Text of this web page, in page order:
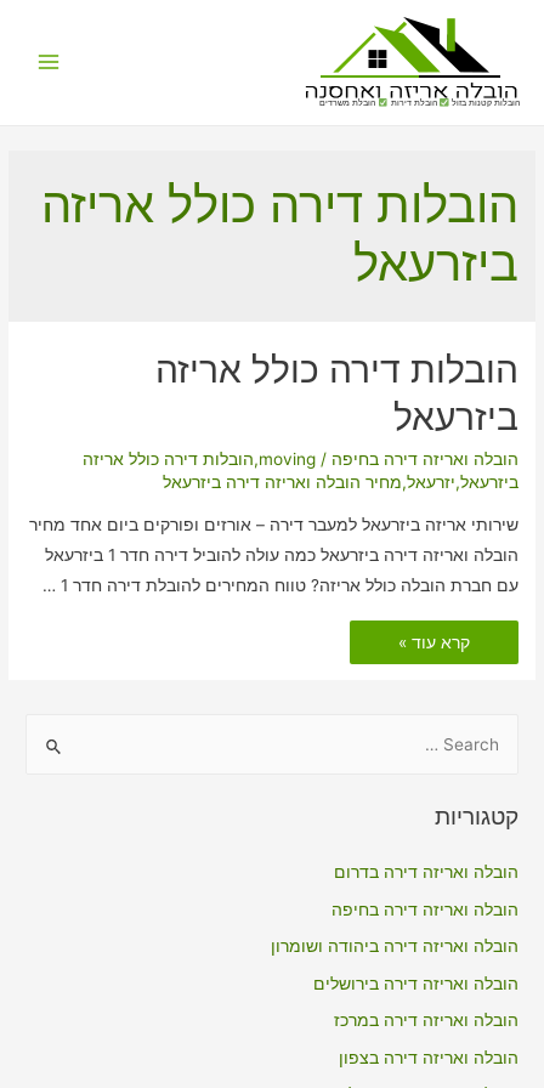
הובלות קטנות בזול הובלת דירות הובלת משרדים
הובלות דירה כולל אריזה
ביזרעאל
הובלות דירה כולל אריזה
ביזרעאל
הובלה ואריזה דירה בחיפה /
moving
,הובלות דירה כולל אריזה
ביזרעאל,יזרעאל,מחיר הובלה ואריזה דירה ביזרעאל
שירותי אריזה ביזרעאל למעבר דירה – אורזים ופורקים ביום אחד מחיר
הובלה ואריזה דירה ביזרעאל כמה עולה להוביל דירה חדר 1 ביזרעאל
עם חברת הובלה כולל אריזה? טווח המחירים להובלת דירה חדר 1 …
הובלות
דירה
כולל
קרא עוד »
r
o
r
:
קטגוריות
הובלה ואריזה דירה בדרום
הובלה ואריזה דירה בחיפה
הובלה ואריזה דירה ביהודה ושומרון
הובלה ואריזה דירה בירושלים
הובלה ואריזה דירה במרכז
הובלה ואריזה דירה בצפון